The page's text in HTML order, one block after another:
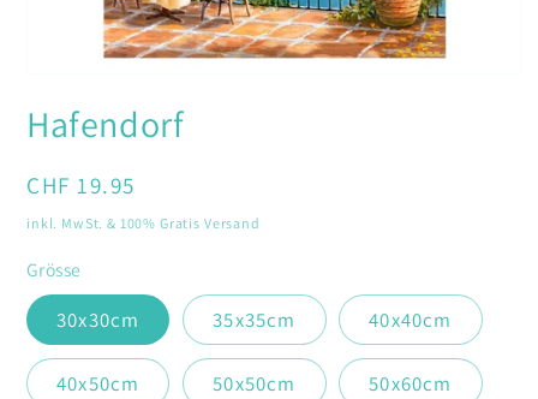
in
Modal
Hafendorf
Normaler
Preis
CHF 19.95
inkl. MwSt. & 100% Gratis Versand
Grösse
30x30cm 35x35cm 40x40cm
40x50cm 50x50cm 50x60cm